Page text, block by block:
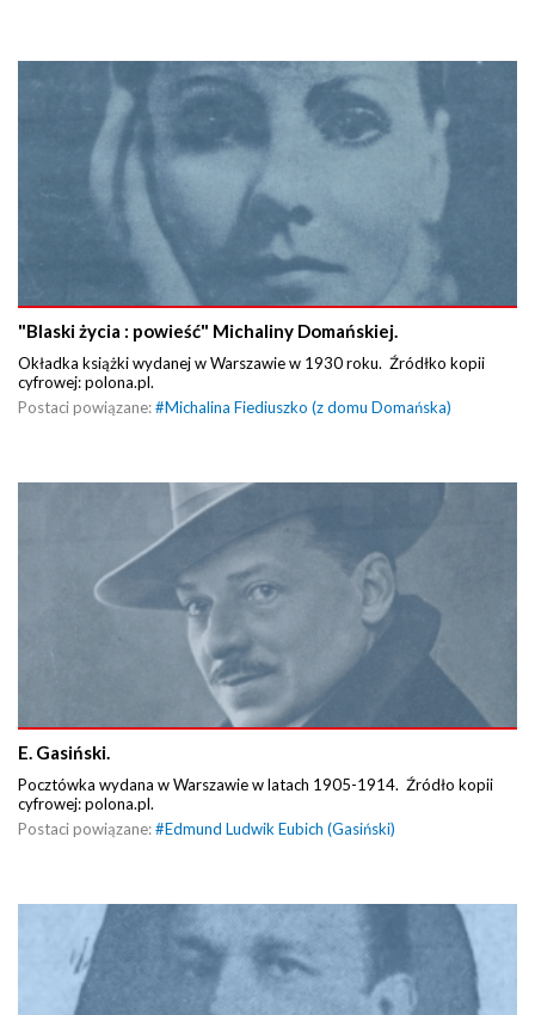
"Blaski życia : powieść" Michaliny Domańskiej.
Okładka książki wydanej w Warszawie w 1930 roku. Źródłko kopii
cyfrowej: polona.pl.
Postaci powiązane:#Michalina Fiediuszko (z domu Domańska)
E. Gasiński.
Pocztówka wydana w Warszawie w latach 1905-1914. Źródło kopii
cyfrowej: polona.pl.
Postaci powiązane:#Edmund Ludwik Eubich (Gasiński)